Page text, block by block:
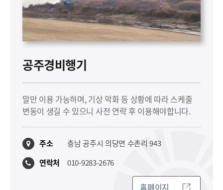
공주경비행기
말만 이용 가능하며, 기상 악화 등 상황에 따라 스케줄
변동이 생길 수 있으니 사전 연락 후 이용해야합니다.
주소
충남 공주시 의당면 수촌리 943
연락처
010-9283-2676
홈페이지